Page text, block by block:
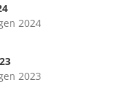
2024
2023